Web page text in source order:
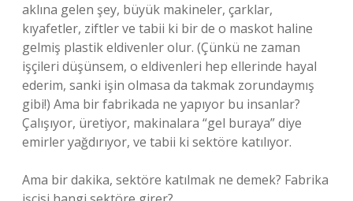
aklına gelen şey, büyük makineler, çarklar,
kıyafetler, ziftler ve tabii ki bir de o maskot haline
gelmiş plastik eldivenler olur. (Çünkü ne zaman
işçileri düşünsem, o eldivenleri hep ellerinde hayal
ederim, sanki işin olmasa da takmak zorundaymış
gibi!) Ama bir fabrikada ne yapıyor bu insanlar?
Çalışıyor, üretiyor, makinalara “gel buraya” diye
emirler yağdırıyor, ve tabii ki sektöre katılıyor.
Ama bir dakika, sektöre katılmak ne demek? Fabrika